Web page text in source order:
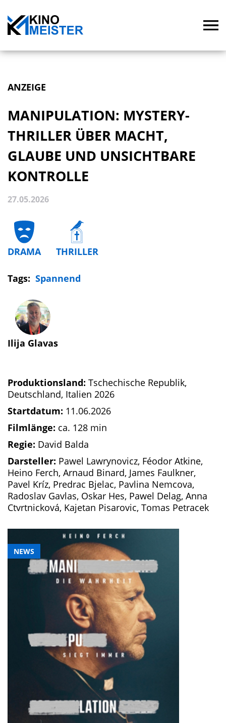
ANZEIGE
NEWS
MANIPULATION: MYSTERY-
THRILLER ÜBER MACHT,
GLAUBE UND UNSICHTBARE
KONTROLLE
27.05.2026
DRAMA THRILLER
Tags: Spannend
Ilija Glavas
Produktionsland: Tschechische Republik,
Deutschland, Italien 2026
Startdatum: 11.06.2026
Filmlänge: ca. 128 min
Regie: David Balda
Darsteller: Pawel Lawrynovicz, Féodor Atkine,
Heino Ferch, Arnaud Binard, James Faulkner,
Pavel Kríz, Predrac Bjelac, Pavlina Nemcova,
Radoslav Gavlas, Oskar Hes, Pawel Delag, Anna
Ctvrtnicková, Kajetan Pisarovic, Tomas Petracek